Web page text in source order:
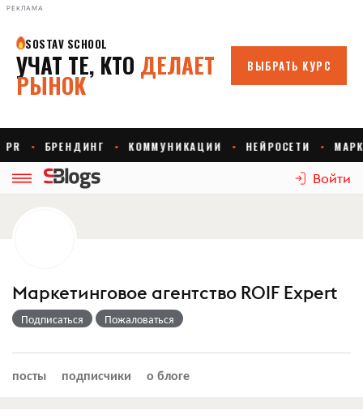
РЕКЛАМА
Войти
Маркетинговое агентство ROIF Expert
Подписаться Пожаловаться
посты подписчики о блоге